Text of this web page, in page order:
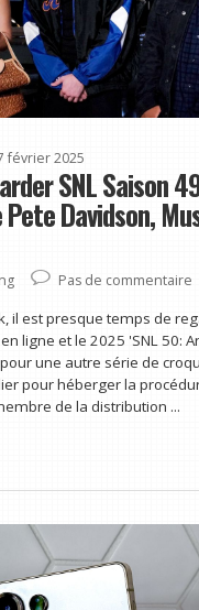
février 2025
SNL Saison
Davidson,
Pas de commentaire
il est presque temps de
ligne et le 2025 'SNL 50:
une autre série de
pour héberger la
de la distribution ...